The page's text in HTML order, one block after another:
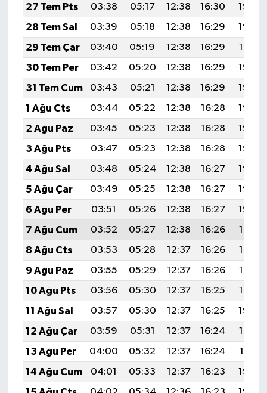
27 Tem Pts
03:38 05:17 12:38 16:30
19:49
28 Tem Sal
03:39 05:18 12:38 16:29
19:48
29 Tem Çar
03:40 05:19 12:38 16:29
19:47
30 Tem Per
03:42 05:20 12:38 16:29
19:46
31 Tem Cum
03:43 05:21 12:38 16:29
19:46
1 Ağu Cts
03:44 05:22 12:38 16:28
19:45
2 Ağu Paz
03:45 05:23 12:38 16:28
19:44
3 Ağu Pts
03:47 05:23 12:38 16:28
19:43
4 Ağu Sal
03:48 05:24 12:38 16:27
19:42
5 Ağu Çar
03:49 05:25 12:38 16:27
19:40
6 Ağu Per
03:51 05:26 12:38 16:27
19:39
7 Ağu Cum
03:52 05:27 12:38 16:26
19:38
8 Ağu Cts
03:53 05:28 12:37 16:26
19:37
9 Ağu Paz
03:55 05:29 12:37 16:26
19:36
10 Ağu Pts
03:56 05:30 12:37 16:25
19:35
11 Ağu Sal
03:57 05:30 12:37 16:25
19:34
12 Ağu Çar
03:59 05:31 12:37 16:24
19:32
13 Ağu Per
04:00 05:32 12:37 16:24
19:31
14 Ağu Cum
04:01 05:33 12:37 16:23
19:30